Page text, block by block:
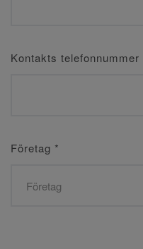
Kontakts telefonnummer
Företag *